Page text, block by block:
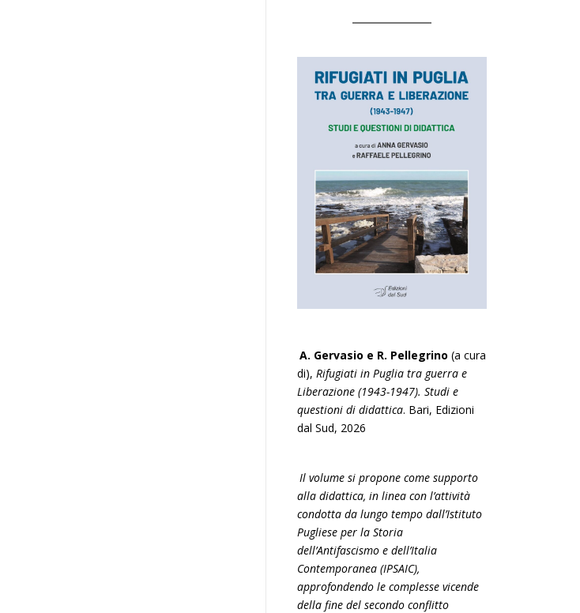
A. Gervasio e R. Pellegrino (a cura
di), Rifugiati in Puglia tra guerra e
Liberazione (1943-1947). Studi e
questioni di didattica. Bari, Edizioni
dal Sud, 2026
Il volume si propone come supporto
alla didattica, in linea con l’attività
condotta da lungo tempo dall’Istituto
Pugliese per la Storia
dell’Antifascismo e dell’Italia
Contemporanea (IPSAIC),
approfondendo le complesse vicende
della fine del secondo conflitto